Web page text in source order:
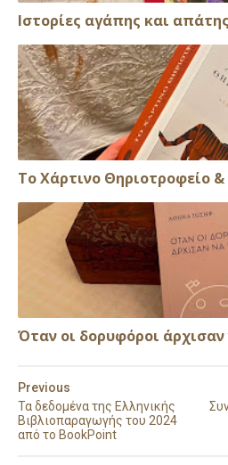
Ιστορίες αγάπης και απάτης
Το Χάρτινο Θηριοτροφείο &
Όταν οι δορυφόροι άρχισαν
Previous
Τα δεδομένα της Ελληνικής
Βιβλιοπαραγωγής του 2024
από το BookPoint